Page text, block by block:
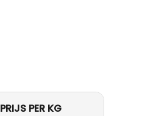
PRIJS PER KG